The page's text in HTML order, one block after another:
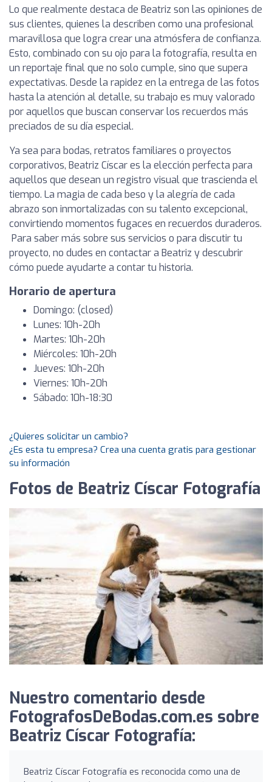
Lo que realmente destaca de Beatriz son las opiniones de
sus clientes, quienes la describen como una profesional
maravillosa que logra crear una atmósfera de confianza.
Esto, combinado con su ojo para la fotografía, resulta en
un reportaje final que no solo cumple, sino que supera
expectativas. Desde la rapidez en la entrega de las fotos
hasta la atención al detalle, su trabajo es muy valorado
por aquellos que buscan conservar los recuerdos más
preciados de su día especial.
Ya sea para bodas, retratos familiares o proyectos
corporativos, Beatriz Císcar es la elección perfecta para
aquellos que desean un registro visual que trascienda el
tiempo. La magia de cada beso y la alegría de cada
abrazo son inmortalizadas con su talento excepcional,
convirtiendo momentos fugaces en recuerdos duraderos.
Para saber más sobre sus servicios o para discutir tu
proyecto, no dudes en contactar a Beatriz y descubrir
cómo puede ayudarte a contar tu historia.
Horario de apertura
Domingo: (closed)
Lunes: 10h-20h
Martes: 10h-20h
Miércoles: 10h-20h
Jueves: 10h-20h
Viernes: 10h-20h
Sábado: 10h-18:30
¿Quieres solicitar un cambio?
¿Es esta tu empresa? Crea una cuenta gratis para gestionar
su información
Fotos de Beatriz Císcar Fotografía
Nuestro comentario desde
FotografosDeBodas.com.es sobre
Beatriz Císcar Fotografía:
Beatriz Císcar Fotografía es reconocida como una de